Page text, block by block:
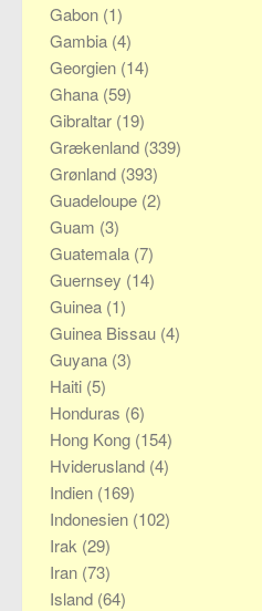
Gabon (1)
Gambia (4)
Georgien (14)
Ghana (59)
Gibraltar (19)
Grækenland (339)
Grønland (393)
Guadeloupe (2)
Guam (3)
Guatemala (7)
Guernsey (14)
Guinea (1)
Guinea Bissau (4)
Guyana (3)
Haiti (5)
Honduras (6)
Hong Kong (154)
Hviderusland (4)
Indien (169)
Indonesien (102)
Irak (29)
Iran (73)
Island (64)